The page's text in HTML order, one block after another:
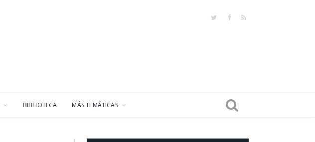
TwitterFacebook
RSS
BIBLIOTECA MÁS TEMÁTICAS